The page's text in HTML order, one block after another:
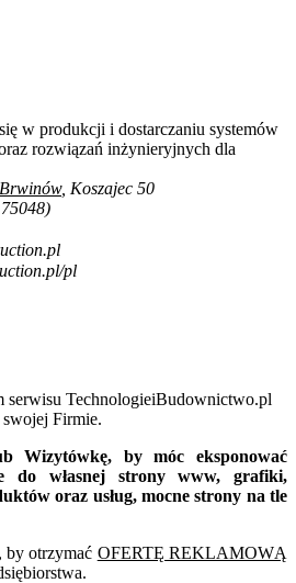
w produkcji i dostarczaniu systemów
rozwiązań inżynieryjnych dla
Brwinów, Koszajec 50
pl
serwisu TechnologieiBudownictwo.pl
Firmie.
Wizytówkę, by móc eksponować
do własnej strony www, grafiki,
oraz usług, mocne strony na tle
by otrzymać OFERTĘ REKLAMOWĄ